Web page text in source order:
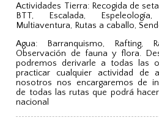
Actividades Tierra: Recogida de
BTT, Escalada,
Multiaventura, Rutas a caballo,
Agua: Barranquismo, Rafting,
Observación de fauna y flora.
podremos derivarle a todas las
practicar cualquier actividad de
nosotros nos encargaremos de
de todas las rutas que podrá
nacional